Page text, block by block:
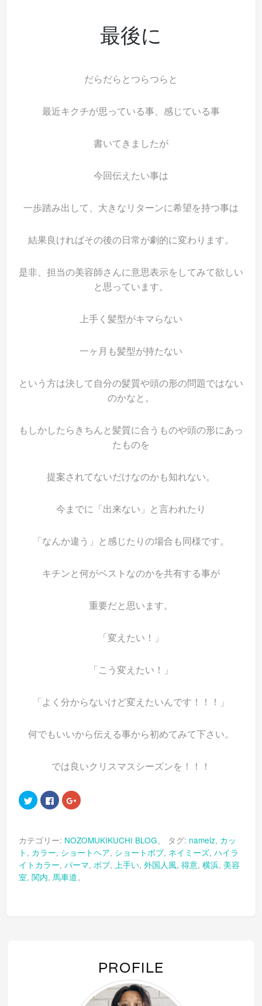
最後に
だらだらとつらつらと
最近キクチが思っている事、感じている事
書いてきましたが
今回伝えたい事は
一歩踏み出して、大きなリターンに希望を持つ事は
結果良ければその後の日常が劇的に変わります。
是非、担当の美容師さんに意思表示をしてみて欲しい
と思っています。
上手く髪型がキマらない
一ヶ月も髪型が持たない
という方は決して自分の髪質や頭の形の問題ではない
のかなと。
もしかしたらきちんと髪質に合うものや頭の形にあっ
たものを
提案されてないだけなのかも知れない。
今までに「出来ない」と言われたり
「なんか違う」と感じたりの場合も同様です。
キチンと何がベストなのかを共有する事が
重要だと思います。
「変えたい！」
「こう変えたい！」
「よく分からないけど変えたいんです！！！」
何でもいいから伝える事から初めてみて下さい。
では良いクリスマスシーズンを！！！
ク
リ
Twitter
共
有
(新
し
い
ウ
Facebook
で
に
ク
ッ
ク
し
い
ク
リ
Google+
共
有
(新
し
い
ウ
カテゴリー: NOZOMUKIKUCHI BLOG。 タグ: nameiz, カッ
ト , カラー, ショートヘア, ショートボブ, ネイミーズ, ハイラ
イトカラー, パーマ, ボブ, 上手い, 外国人風, 得意, 横浜, 美容
室, 関内, 馬車道。
PROFILE